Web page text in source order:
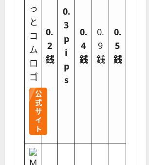
公
式
サ
イ
ト
0.
2
銭
0.
3
p
i
p
s
0.
4
銭
0.
9
銭
0.
5
銭